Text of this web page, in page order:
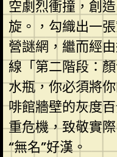
空劇烈衝撞，創
旋。，勾織出一
營謎網，繼而經
線「第二階段：
水瓶，你必須將
啡館牆壁的灰度
重危機，致敬實
“無名”好漢。